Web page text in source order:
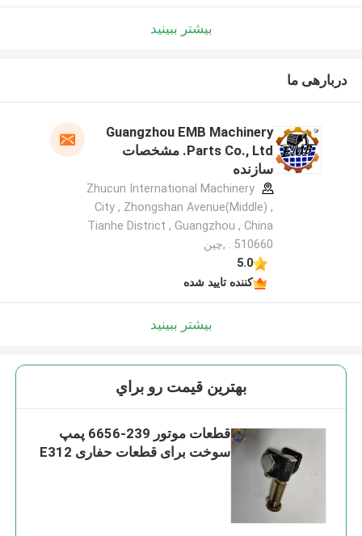
بیشتر ببینید
دربارهی ما
Guangzhou EMB Machinery
Parts Co., Ltd. مشخصات
سازنده
Zhucun International Machinery
City , Zhongshan Avenue(Middle) ,
Tianhe District , Guangzhou , China
. 510660 ,چین
5.0
کننده تایید شده
بیشتر ببینید
بهترين قيمت رو براي
قطعات موتور 239-6656 پمپ
سوخت برای قطعات حفاری E312